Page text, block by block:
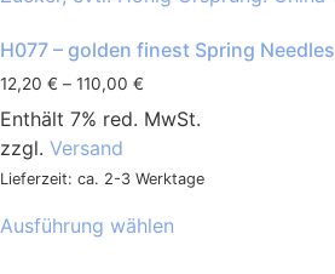
H077 – golden finest Spring Needles
12,20 € – 110,00 €
Enthält 7% red. MwSt.
zzgl. Versand
Lieferzeit: ca. 2-3 Werktage
Ausführung wählen